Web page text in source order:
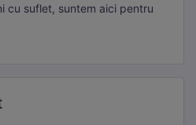
cu suflet, suntem aici pentru